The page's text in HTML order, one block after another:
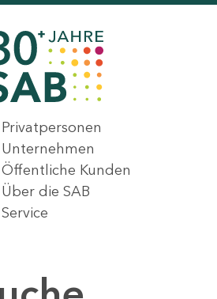
Privatpersonen
Unternehmen
Öffentliche Kunden
Über die SAB
Service